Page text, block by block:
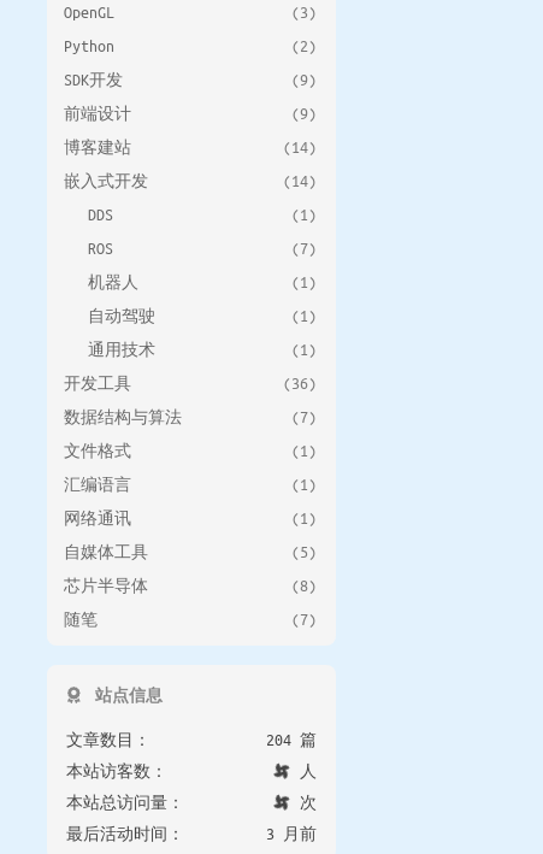
OpenGL
(3)
Python
(2)
SDK开发
(9)
前端设计
(9)
博客建站
(14)
嵌入式开发
(14)
DDS
(1)
ROS
(7)
机器人
(1)
自动驾驶
(1)
通用技术
(1)
开发工具
(36)
数据结构与算法
(7)
文件格式
(1)
汇编语言
(1)
网络通讯
(1)
自媒体工具
(5)
芯片半导体
(8)
随笔
(7)
站点信息
文章数目：
204 篇
本站访客数：
人
本站总访问量：
次
最后活动时间：
3 月前